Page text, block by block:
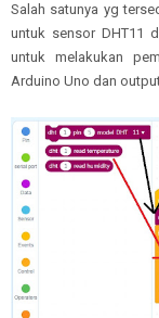
Salah satunya yg
untuk sensor DHT11
untuk melakukan
Arduino Uno dan